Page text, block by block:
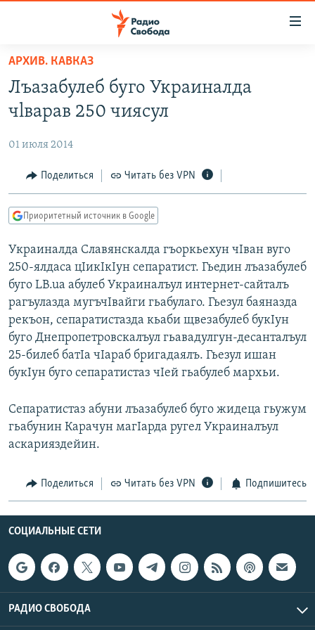
упрощенного
доступа
Вернуться
основному
Вернутся
главной
навигации
Вернутся
поиску
ПРОГРАММЫ
ПОДКАСТЫ
АВТОРСКИЕ ПРОЕКТЫ
ЦИТАТЫ СВОБОДЫ
МНЕНИЯ
IDEL.РЕАЛИИ
КАВКАЗ.РЕАЛИИ
СЕВЕР.РЕАЛИИ
СИБИРЬ.РЕАЛИИ
РАСПИСАНИЕ ВЕЩАНИЯ
ПОДПИШИТЕСЬ НА РАССЫЛКУ
Все сайты РСЕ/РС
АРХИВ. КАВКАЗ
Лъазабулеб буго Украиналда
чlварав 250 чиясул
01 июля 2014
Поделиться Читать без VPN
Приоритетный источник в Google
Украиналда Славянскалда гъоркьехун чIван вуго
250-ялдаса цIикIкIун сепаратист. Гьедин лъазабулеб
буго LB.ua абулеб Украиналъул интернет-сайталъ
рагъулазда мугъчIвайги гьабулаго. Гьезул баяназда
рекъон, сепаратистазда кьаби щвезабулеб букIун
буго Днепропетровскалъул гьавадулгун-десанталъул
25-билеб батIа чIараб бригадаялъ. Гьезул ишан
букIун буго сепаратистаз чIей гьабулеб мархьи.
Сепаратистаз абуни лъазабулеб буго жидеца гьужум
гьабунин Карачун магIарда ругел Украиналъул
аскарияздейин.
Поделиться Читать без VPN Подпишитесь
СОЦИАЛЬНЫЕ СЕТИ
РАДИО СВОБОДА